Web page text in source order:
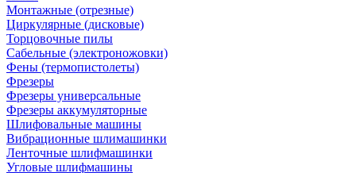
Монтажные (отрезные)
Циркулярные (дисковые)
Торцовочные пилы
Сабельные (электроножовки)
Фены (термопистолеты)
Фрезеры
Фрезеры универсальные
Фрезеры аккумуляторные
Шлифовальные машины
Вибрационные шлимашинки
Ленточные шлифмашинки
Угловые шлифмашины